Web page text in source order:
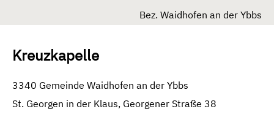
Bez. Waidhofen an der Ybbs
Kreuzkapelle
3340 Gemeinde Waidhofen an der Ybbs
St. Georgen in der Klaus, Georgener Straße 38